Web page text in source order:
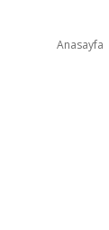
Anasayfa